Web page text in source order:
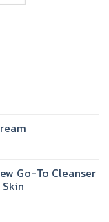
Go-To Cleanser